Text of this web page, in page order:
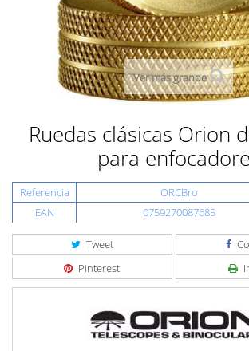
Ver más grande
Ruedas clásicas Orion
para
Referencia
ORCBro
EAN
0759270087685
Tweet
Pinterest